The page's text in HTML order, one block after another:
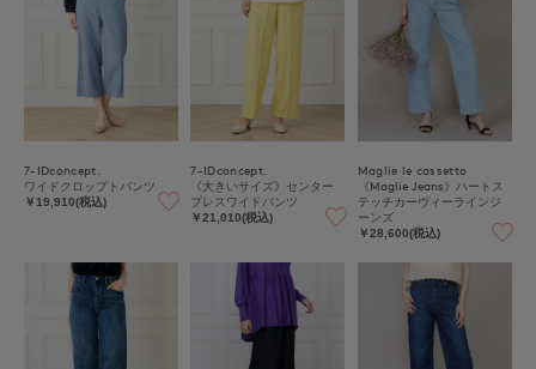
7-IDconcept.
ワイドクロップトパンツ
￥19,910(税込)
7-IDconcept.
《大きいサイズ》センター
プレスワイドパンツ
￥21,010(税込)
Maglie le cassetto
《Maglie Jeans》ハートス
テッチカーヴィーラインジ
ーンズ
￥28,600(税込)